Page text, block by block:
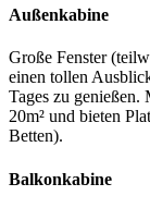
Außenkabine
Große Fenster
einen tollen
Tages zu genießen.
20m² und bieten
Betten).
Balkonkabine